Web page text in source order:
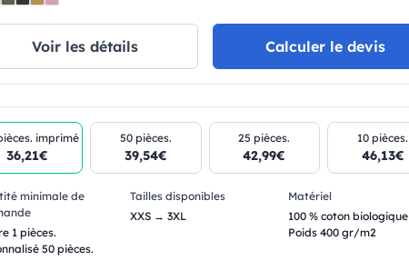
Voir les détails Calculer le devis
imprimé
36,21€
50 pièces.
39,54€
25 pièces.
42,99€
10 pièces.
46,13€
minimale de
1 pièces.
50 pièces.
Tailles disponibles
XXS → 3XL
Matériel
100 % coton biologique
Poids 400 gr/m2